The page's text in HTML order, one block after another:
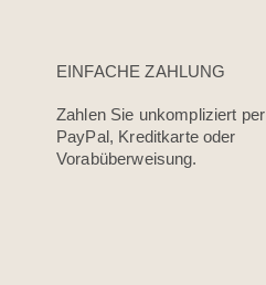
EINFACHE ZAHLUNG
Zahlen Sie unkompliziert per
PayPal, Kreditkarte oder
Vorabüberweisung.